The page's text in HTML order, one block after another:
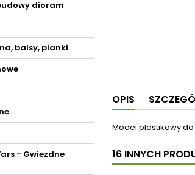
dioram
balsy, pianki
- Gwiezdne
OPIS
Model plastikowy
16 INNYCH